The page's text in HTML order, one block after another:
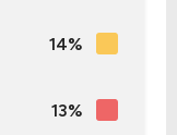
14%
13%